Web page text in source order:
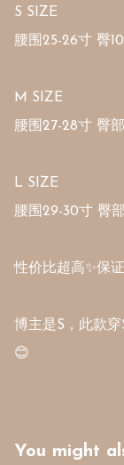
S SIZE
腰围25-26寸 臀
M SIZE
腰围27-28寸 臀
L SIZE
腰围29-30寸 臀
性价比超高✨保
博主是S，此款
😊
You might